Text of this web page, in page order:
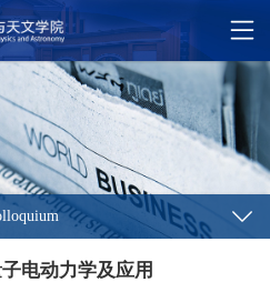
电动力学及应用